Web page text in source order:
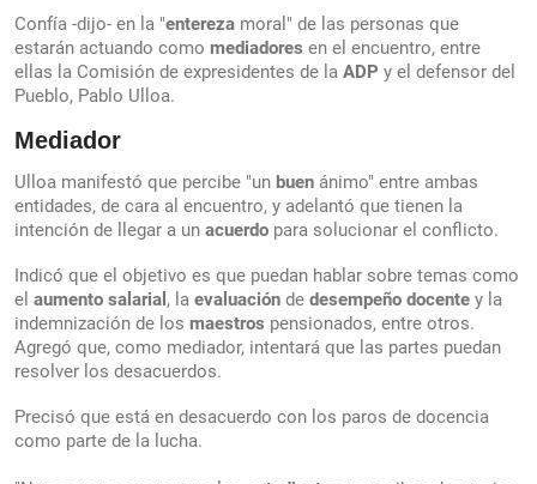
Confía -dijo- en la "entereza moral" de las personas que
estarán actuando como mediadores en el encuentro, entre
ellas la Comisión de expresidentes de la ADP y el defensor del
Pueblo, Pablo Ulloa.
Mediador
Ulloa manifestó que percibe "un buen ánimo" entre ambas
entidades, de cara al encuentro, y adelantó que tienen la
intención de llegar a un acuerdo para solucionar el conflicto.
Indicó que el objetivo es que puedan hablar sobre temas como
el aumento salarial , la evaluación de desempeño docente y la
indemnización de los maestros pensionados, entre otros.
Agregó que, como mediador, intentará que las partes puedan
resolver los desacuerdos.
Precisó que está en desacuerdo con los paros de docencia
como parte de la lucha.